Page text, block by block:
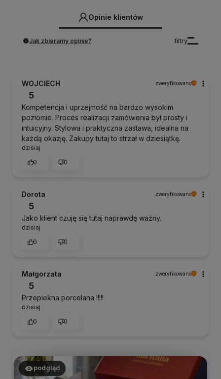
Opinie klientów
filtry
Jak zbieramy opinie?
WOJCIECH zweryfikowano
5
Kompetencja i uprzejmość na bardzo wysokim
poziomie. Proces realizacji zamówienia był prosty i
intuicyjny. Stylowa i praktyczna zastawa, idealna na
każdą okazję. Zakupy tutaj to strzał w dziesiątkę.
dzisiaj
0
0
Dorota zweryfikowano
5
Jako klient czuję się tutaj naprawdę ważny.
dzisiaj
0
0
Małgorzata zweryfikowano
5
Przepiekna porcelana !!!!!
dzisiaj
0
0
podgląd